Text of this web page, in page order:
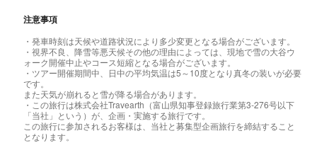
注意事項
・発車時刻は天候や道路状況により多少変更となる場合がございます。
・視界不良、降雪等悪天候その他の理由によっては、現地で雪の大谷ウ
ォーク開催中止やコース短縮となる場合がございます。
・ツアー開催期間中、日中の平均気温は5～10度となり真冬の装いが必要
です。
また天気が崩れると雪が降る場合があります。
・この旅行は株式会社Travearth（富山県知事登録旅行業第3‐276号以下
「当社」という）が、企画・実施する旅行です。
この旅行に参加されるお客様は、当社と募集型企画旅行を締結すること
となります。